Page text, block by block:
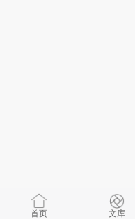
首页 文库